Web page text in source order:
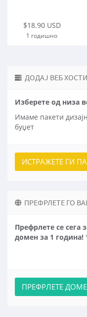
$18.90 USD
1 годишно
ДОДАЈ ВЕБ
Изберете од низа
Имаме пакети
буџет
ИСТРАЖЕТЕ ГИ
ПРЕФРЛЕТЕ ГО
Префрлете се сега
домен за 1 година!
ПРЕФРЛЕТЕ